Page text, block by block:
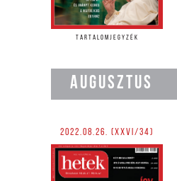
TARTALOMJEGYZÉK
AUGUSZTUS
2022.08.26. (XXVI/34)